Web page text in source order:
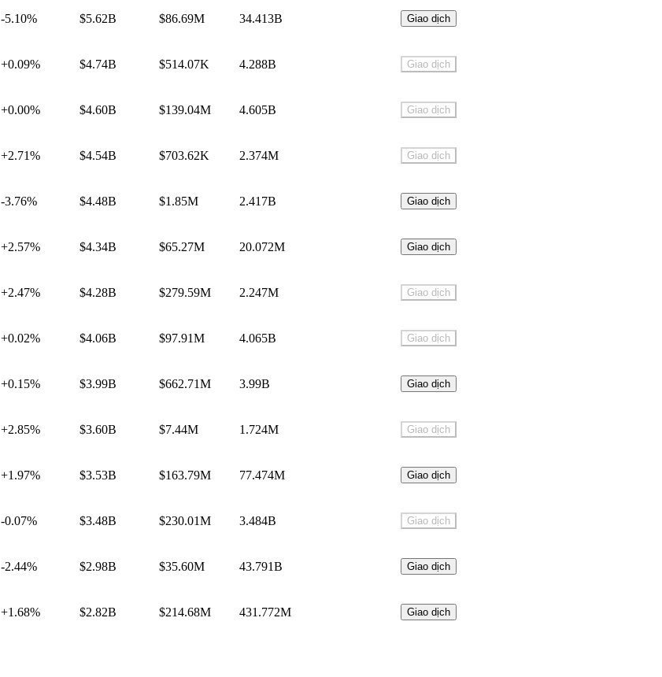
-5.10% $5.62B $86.69M 34.413B Giao dịch
+0.09% $4.74B $514.07K 4.288B Giao dịch
+0.00% $4.60B $139.04M 4.605B Giao dịch
+2.71% $4.54B $703.62K 2.374M Giao dịch
-3.76% $4.48B $1.85M 2.417B Giao dịch
+2.57% $4.34B $65.27M 20.072M Giao dịch
+2.47% $4.28B $279.59M 2.247M Giao dịch
+0.02% $4.06B $97.91M 4.065B Giao dịch
+0.15% $3.99B $662.71M 3.99B Giao dịch
+2.85% $3.60B $7.44M 1.724M Giao dịch
+1.97% $3.53B $163.79M 77.474M Giao dịch
-0.07% $3.48B $230.01M 3.484B Giao dịch
-2.44% $2.98B $35.60M 43.791B Giao dịch
+1.68% $2.82B $214.68M 431.772M Giao dịch